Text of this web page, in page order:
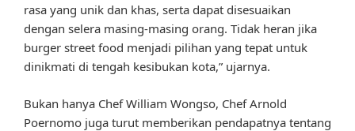
rasa yang unik dan khas, serta dapat disesuaikan
dengan selera masing-masing orang. Tidak heran jika
burger street food menjadi pilihan yang tepat untuk
dinikmati di tengah kesibukan kota,” ujarnya.
Bukan hanya Chef William Wongso, Chef Arnold
Poernomo juga turut memberikan pendapatnya tentang